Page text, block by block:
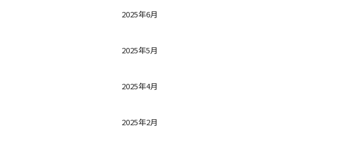
2025年6月
2025年5月
2025年4月
2025年2月